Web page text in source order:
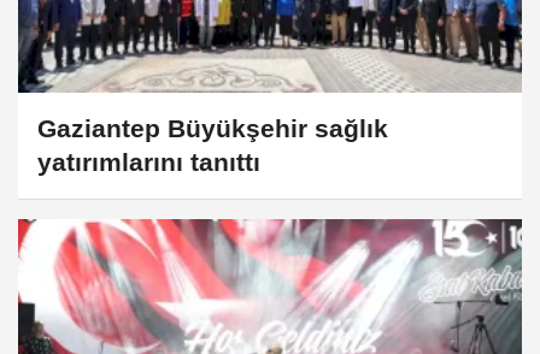
Gaziantep Büyükşehir sağlık
yatırımlarını tanıttı